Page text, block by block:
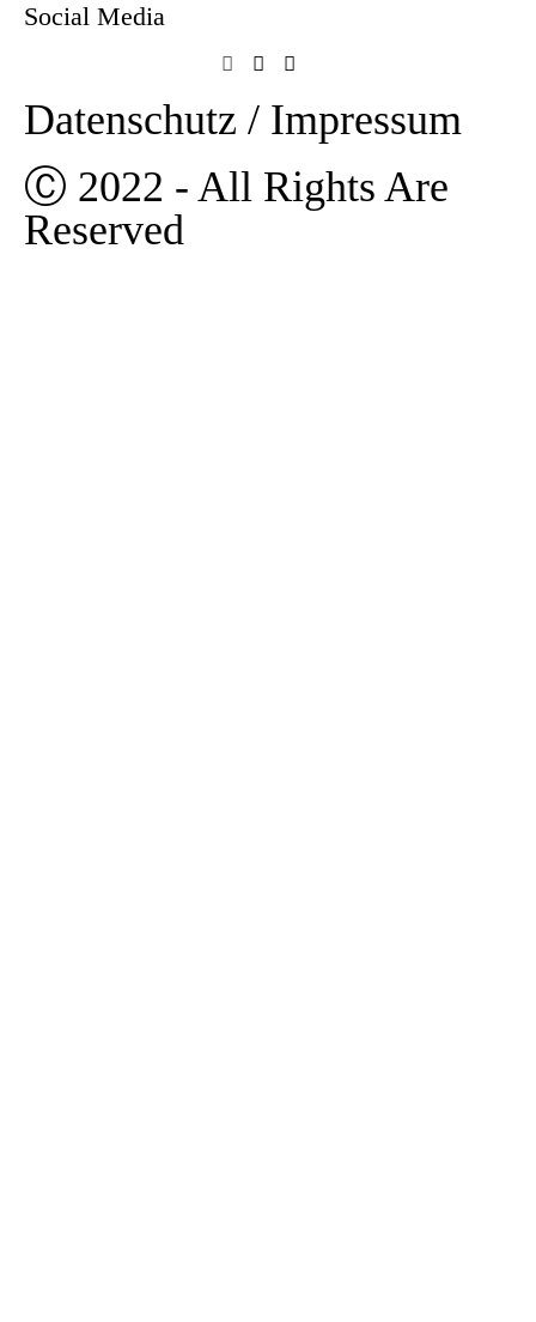
Social Media
Datenschutz / Impressum
Ⓒ 2022 - All Rights Are
Reserved